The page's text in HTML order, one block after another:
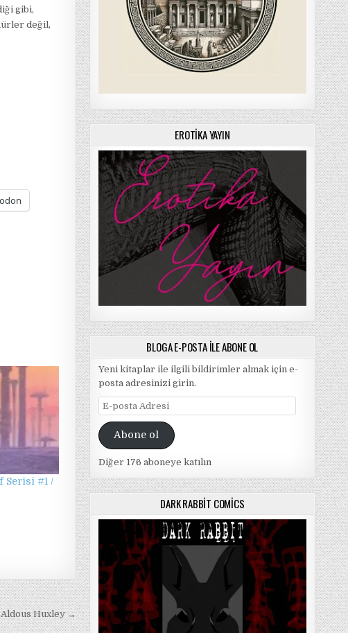
gibi,
değil,
Serisi #1 /
Aldous Huxley →
EROTIKA YAYIN
BLOGA E-POSTA ILE ABONE OL
Yeni kitaplar ile ilgili bildirimler almak için e-
posta adresinizi girin.
E-
posta
AdresiAbone ol
Diğer 176 aboneye katılın
DARK RABBIT COMICS